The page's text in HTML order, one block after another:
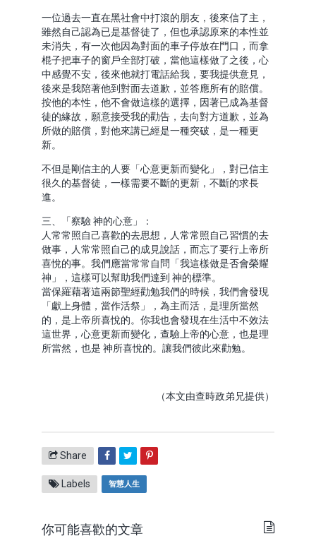
一位過去一直在黑社會中打滾的朋友，後來信了主，
雖然自己認為已是基督徒了，但也承認原來的本性並
未消失，有一次他因為對面的車子停放在門口，而拿
棍子把車子的窗戶全部打破，當他這樣做了之後，心
中感覺不安，後來他就打電話給我，要我提供意見，
後來是我陪著他到對面去道歉，並答應所有的賠償。
按他的本性，他不會做這樣的選擇，因著已成為基督
徒的緣故，願意接受我的勸告，去向對方道歉，並為
所做的賠償，對他來講已經是一種突破，是一種更
新。
不但是剛信主的人要「心意更新而變化」，對已信主
很久的基督徒，一樣需要不斷的更新，不斷的求長
進。
三、「察驗 神的心意」：
人常常照自己喜歡的去思想，人常常照自己習慣的去
做事，人常常照自己的成見說話，而忘了要行上帝所
喜悅的事。我們應當常常自問「我這樣做是否會榮耀
神」，這樣可以幫助我們達到 神的標準。
當保羅藉著這兩節聖經勸勉我們的時候，我們會發現
「獻上身體，當作活祭」，為主而活，是理所當然
的，是上帝所喜悅的。你我也會發現在生活中不效法
這世界，心意更新而變化，查驗上帝的心意，也是理
所當然，也是 神所喜悅的。讓我們彼此來勸勉。
（本文由查時政弟兄提供）
Share
Labels 智慧人生
你可能喜歡的文章